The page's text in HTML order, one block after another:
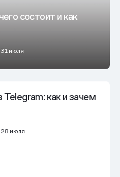
состоит и как
31 июля
как и зачем
28 июля